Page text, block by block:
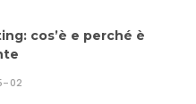
cos’è e perché è
02